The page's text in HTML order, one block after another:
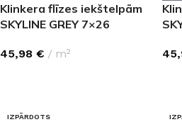
Klinkera flīzes iekštelpām
SKYLINE GREY 7×26
45,98 € m²
IZPĀRDOTS